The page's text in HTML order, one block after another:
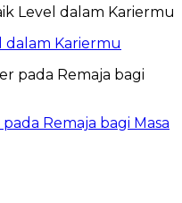
dalam Kariermu
Remaja bagi Masa